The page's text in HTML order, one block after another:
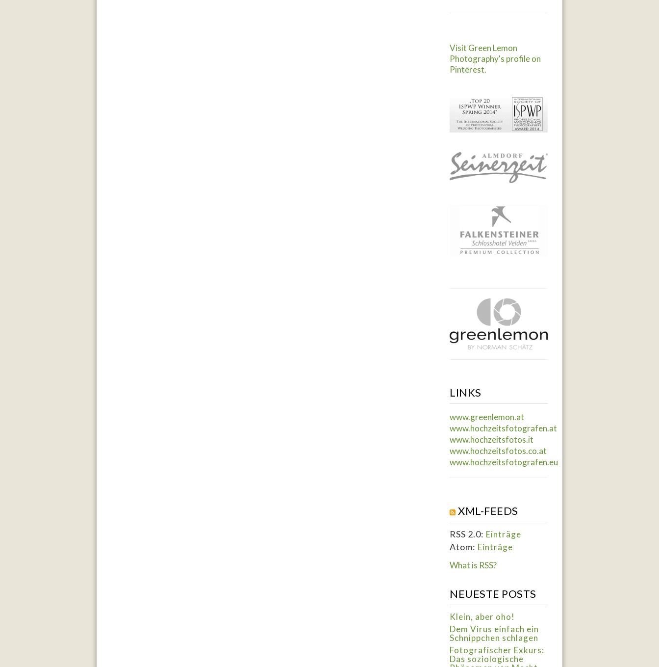
Visit Green Lemon
Photography's profile on
Pinterest.
LINKS
www.greenlemon.at
www.hochzeitsfotografen.at
www.hochzeitsfotos.it
www.hochzeitsfotos.co.at
www.hochzeitsfotografen.eu
XML-FEEDS
RSS 2.0: Einträge
Atom: Einträge
What is RSS?
NEUESTE POSTS
Klein, aber oho!
Dem Virus einfach ein
Schnippchen schlagen
Fotografischer Exkurs:
Das soziologische